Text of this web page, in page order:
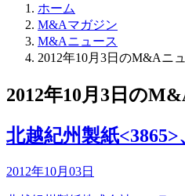
ホーム
M&Aマガジン
M&Aニュース
2012年10月3日のM&Aニ
2012年10月3日の
北越紀州製紙
2012年10月03日